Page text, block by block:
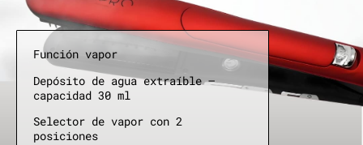
Función vapor
Depósito de agua extraíble –
capacidad 30 ml
Selector de vapor con 2
posiciones